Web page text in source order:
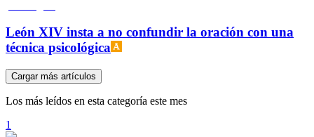
León XIV insta a no confundir la oración con una
técnica psicológica
Cargar más artículos
Los más leídos en esta categoría este mes
1